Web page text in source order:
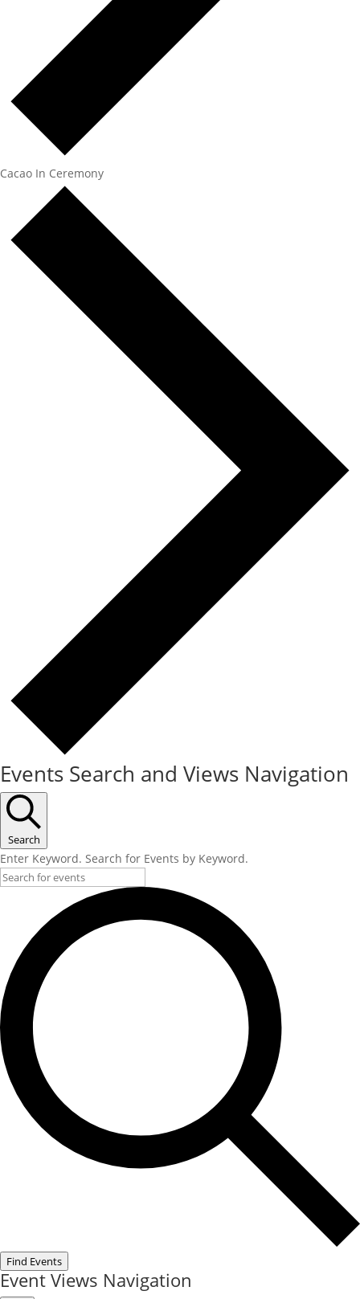
Cacao In Ceremony
Events Search and Views Navigation
Search
Enter Keyword. Search for Events by Keyword.
Find Events
Event Views Navigation